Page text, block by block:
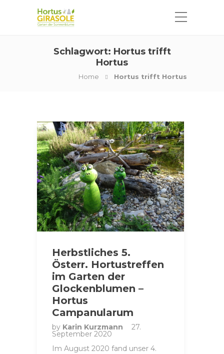
Schlagwort: Hortus trifft
Hortus
Home Hortus trifft Hortus
Herbstliches 5.
Österr. Hortustreffen
im Garten der
Glockenblumen –
Hortus
Campanularum
by Karin Kurzmann 27.
September 2020
Im August 2020 fand unser 4.